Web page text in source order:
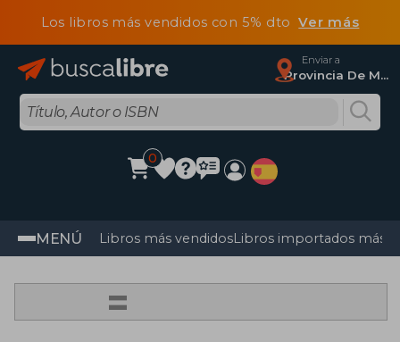
Los libros más vendidos con 5% dtoVer más
Enviar a
Provincia De Madrid
0
MENÚ Libros más vendidosLibros importados más
=